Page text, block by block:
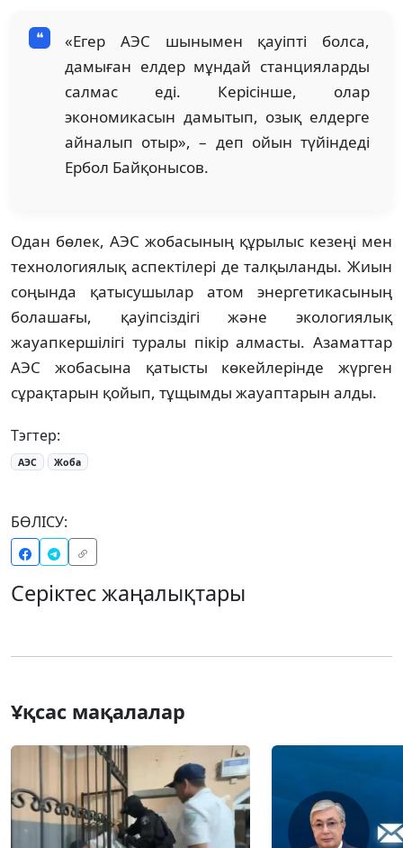
«Егер АЭС шынымен қауіпті болса,
дамыған елдер мұндай станцияларды
салмас еді. Керісінше, олар
экономикасын дамытып, озық елдерге
айналып отыр», – деп ойын түйіндеді
Ербол Байқонысов.
Одан бөлек, АЭС жобасының құрылыс кезеңі мен
технологиялық аспектілері де талқыланды. Жиын
соңында қатысушылар атом энергетикасының
болашағы, қауіпсіздігі және экологиялық
жауапкершілігі туралы пікір алмасты. Азаматтар
АЭС жобасына қатысты көкейлерінде жүрген
сұрақтарын қойып, тұщымды жауаптарын алды.
Тэгтер:
АЭС Жоба
БӨЛІСУ:
Серіктес жаңалықтары
Ұқсас мақалалар